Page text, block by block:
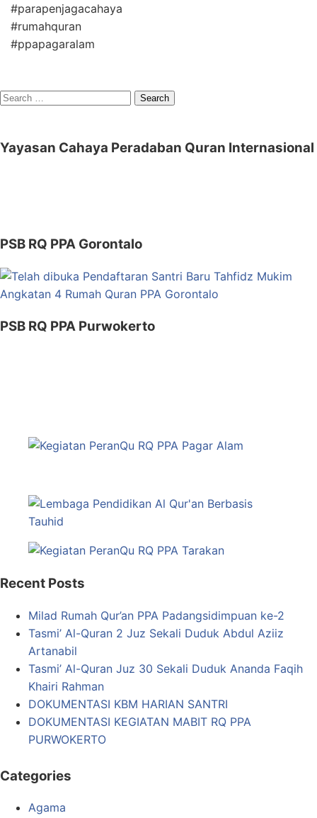
#parapenjagacahaya
#rumahquran
#ppapagaralam
Search
Yayasan Cahaya Peradaban Quran Internasional
PSB RQ PPA Gorontalo
PSB RQ PPA Purwokerto
Recent Posts
Milad Rumah Qur’an PPA Padangsidimpuan ke-2
Tasmi’ Al-Quran 2 Juz Sekali Duduk Abdul Aziiz
Artanabil
Tasmi’ Al-Quran Juz 30 Sekali Duduk Ananda Faqih
Khairi Rahman
DOKUMENTASI KBM HARIAN SANTRI
DOKUMENTASI KEGIATAN MABIT RQ PPA
PURWOKERTO
Categories
Agama